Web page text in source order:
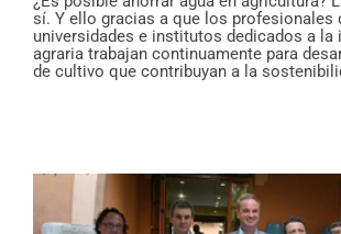
sí. Y ello gracias a que los profesionales
universidades e institutos dedicados a la
agraria trabajan continuamente para
de cultivo que contribuyan a la